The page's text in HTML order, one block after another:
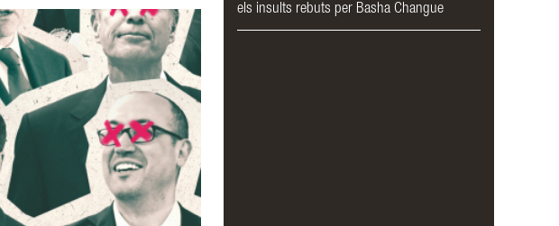
els insults rebuts per Basha Changue